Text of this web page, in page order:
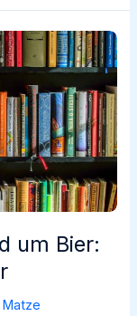
um Bier:
Matze